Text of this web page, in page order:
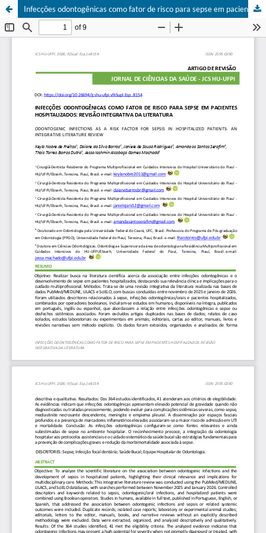
Infecções odontogênicas como fator de risco para sepse em pacientes hospitalizados